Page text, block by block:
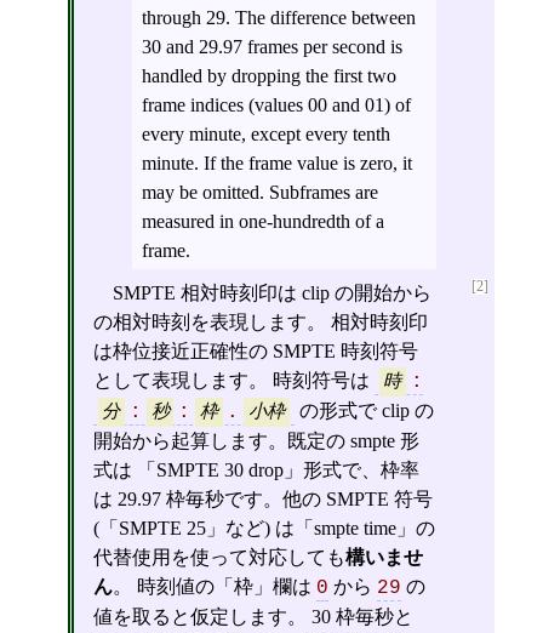
through 29. The difference between
30 and 29.97 frames per second is
handled by dropping the first two
frame indices (values 00 and 01) of
every minute, except every tenth
minute. If the frame value is zero, it
may be omitted. Subframes are
measured in one-hundredth of a
frame.
[2]
SMPTE 相対時刻印は clip の開始から
の相対時刻を表現します。 相対時刻印
は枠位接近正確性の SMPTE 時刻符号
として表現します。 時刻符号は
時 :
分 : 秒 : 枠 . 小枠
の形式で clip の
開始から起算します。既定の smpte 形
式は 「SMPTE 30 drop」形式で、枠率
は 29.97 枠毎秒です。他の SMPTE 符号
(「SMPTE 25」など) は「smpte time」の
代替使用を使って対応しても構いませ
ん。 時刻値の「枠」欄は 0 から 29 の
値を取ると仮定します。 30 枠毎秒と